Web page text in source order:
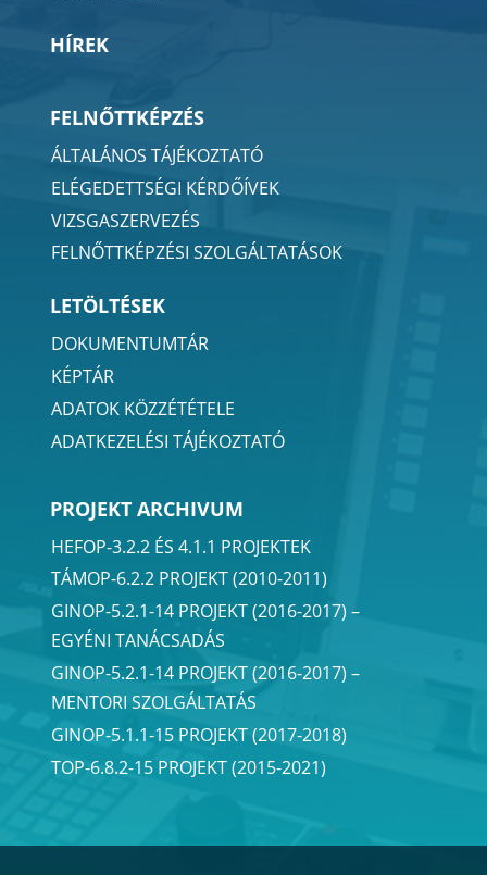
HÍREK
FELNŐTTKÉPZÉS
ÁLTALÁNOS TÁJÉKOZTATÓ
ELÉGEDETTSÉGI KÉRDŐÍVEK
VIZSGASZERVEZÉS
FELNŐTTKÉPZÉSI SZOLGÁLTATÁSOK
LETÖLTÉSEK
DOKUMENTUMTÁR
KÉPTÁR
ADATOK KÖZZÉTÉTELE
ADATKEZELÉSI TÁJÉKOZTATÓ
PROJEKT ARCHIVUM
HEFOP-3.2.2 ÉS 4.1.1 PROJEKTEK
TÁMOP-6.2.2 PROJEKT (2010-2011)
GINOP-5.2.1-14 PROJEKT (2016-2017) –
EGYÉNI TANÁCSADÁS
GINOP-5.2.1-14 PROJEKT (2016-2017) –
MENTORI SZOLGÁLTATÁS
GINOP-5.1.1-15 PROJEKT (2017-2018)
TOP-6.8.2-15 PROJEKT (2015-2021)